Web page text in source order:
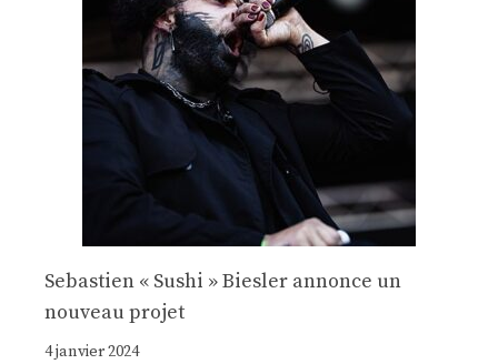
Sebastien « Sushi » Biesler annonce un
nouveau projet
4 janvier 2024